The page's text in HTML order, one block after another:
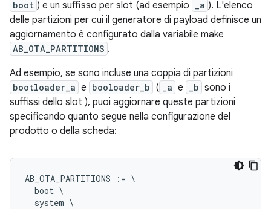
boot ) e un suffisso per slot (ad esempio _a ). L'elenco
delle partizioni per cui il generatore di payload definisce un
aggiornamento è configurato dalla variabile make
AB_OTA_PARTITIONS .
Ad esempio, se sono incluse una coppia di partizioni
bootloader_a e booloader_b ( _a e _b sono i
suffissi dello slot ), puoi aggiornare queste partizioni
specificando quanto segue nella configurazione del
prodotto o della scheda:
AB_OTA_PARTITIONS := \
  boot \
  system \